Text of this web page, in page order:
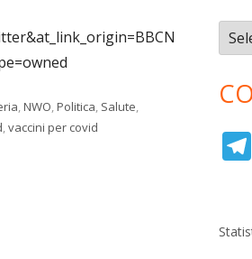
,NWO,Politica, Salute,
,vaccini per covid